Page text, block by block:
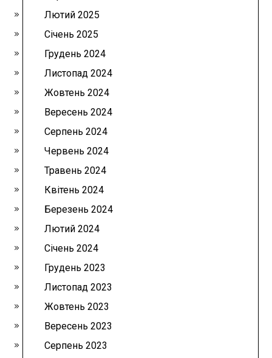
Лютий 2025
Січень 2025
Грудень 2024
Листопад 2024
Жовтень 2024
Вересень 2024
Серпень 2024
Червень 2024
Травень 2024
Квітень 2024
Березень 2024
Лютий 2024
Січень 2024
Грудень 2023
Листопад 2023
Жовтень 2023
Вересень 2023
Серпень 2023